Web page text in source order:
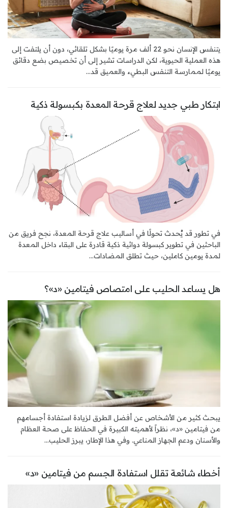
يتنفس الإنسان نحو 22 ألف مرة يوميًا بشكل تلقائي، دون أن يلتفت إلى
هذه العملية الحيوية، لكن الدراسات تشير إلى أن تخصيص بضع دقائق
يوميًا لممارسة التنفس البطيء والعميق قد...
ابتكار طبي جديد لعلاج قرحة المعدة بكبسولة ذكية
في تطور قد يُحدث تحولًا في أساليب علاج قرحة المعدة، نجح فريق من
الباحثين في تطوير كبسولة دوائية ذكية قادرة على البقاء داخل المعدة
لمدة يومين كاملين، حيث تطلق المضادات...
هل يساعد الحليب على امتصاص فيتامين «د»؟
يبحث كثير من الأشخاص عن أفضل الطرق لزيادة استفادة أجسامهم
من فيتامين «د»، نظراً لأهميته الكبيرة في الحفاظ على صحة العظام
والأسنان ودعم الجهاز المناعي. وفي هذا الإطار، يبرز الحليب...
أخطاء شائعة تقلل استفادة الجسم من فيتامين «د»